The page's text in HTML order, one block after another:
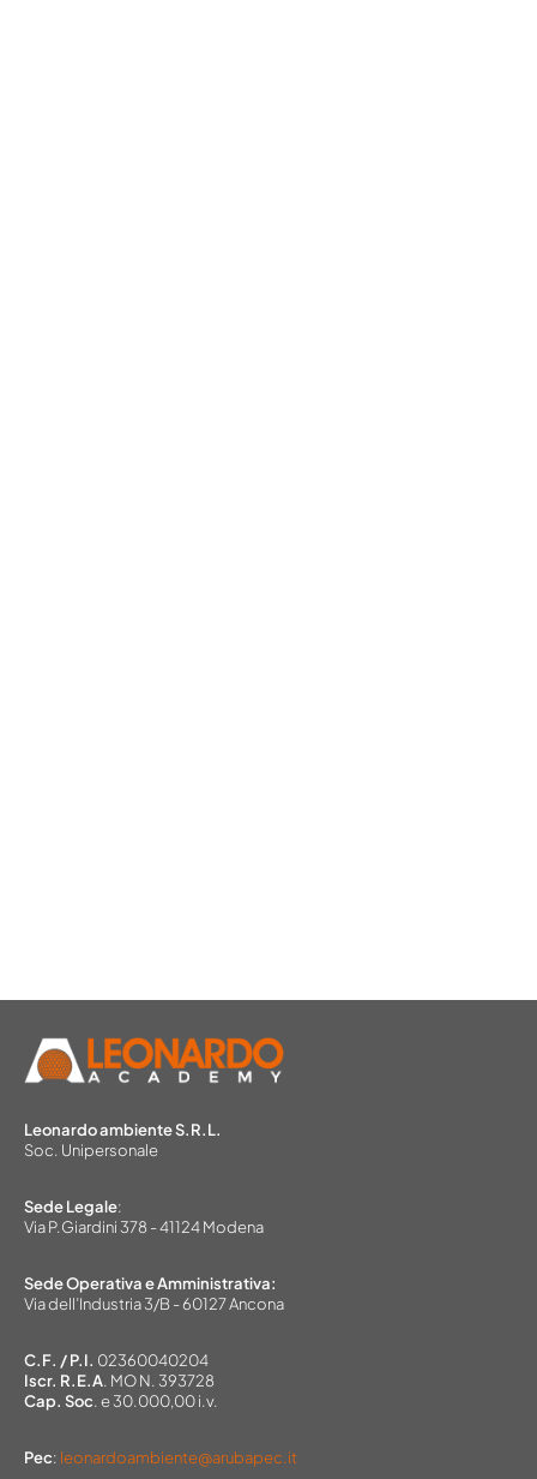
Leonardo ambiente S.R.L.
Soc. Unipersonale
Sede Legale:
Via P.Giardini 378 - 41124 Modena
Sede Operativa e Amministrativa:
Via dell’Industria 3/B - 60127 Ancona
C.F. / P.I. 02360040204
Iscr. R.E.A. MO N. 393728
Cap. Soc. e 30.000,00 i.v.
Pec: leonardoambiente@arubapec.it